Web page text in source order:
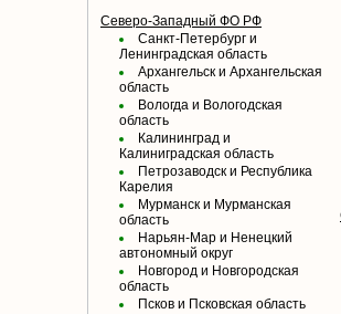
Северо-Западный ФО РФ
Санкт-Петербург и
Ленинградская область
Архангельск и Архангельская
область
Вологда и Вологодская
область
Калининград и
Калиниградская область
Петрозаводск и Республика
Карелия
Мурманск и Мурманская
область
Нарьян-Мар и Ненецкий
автономный округ
Новгород и Новгородская
область
Псков и Псковская область